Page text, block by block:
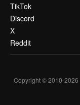
TikTok
Discord
X
Reddit
Copyright © 2010-2026